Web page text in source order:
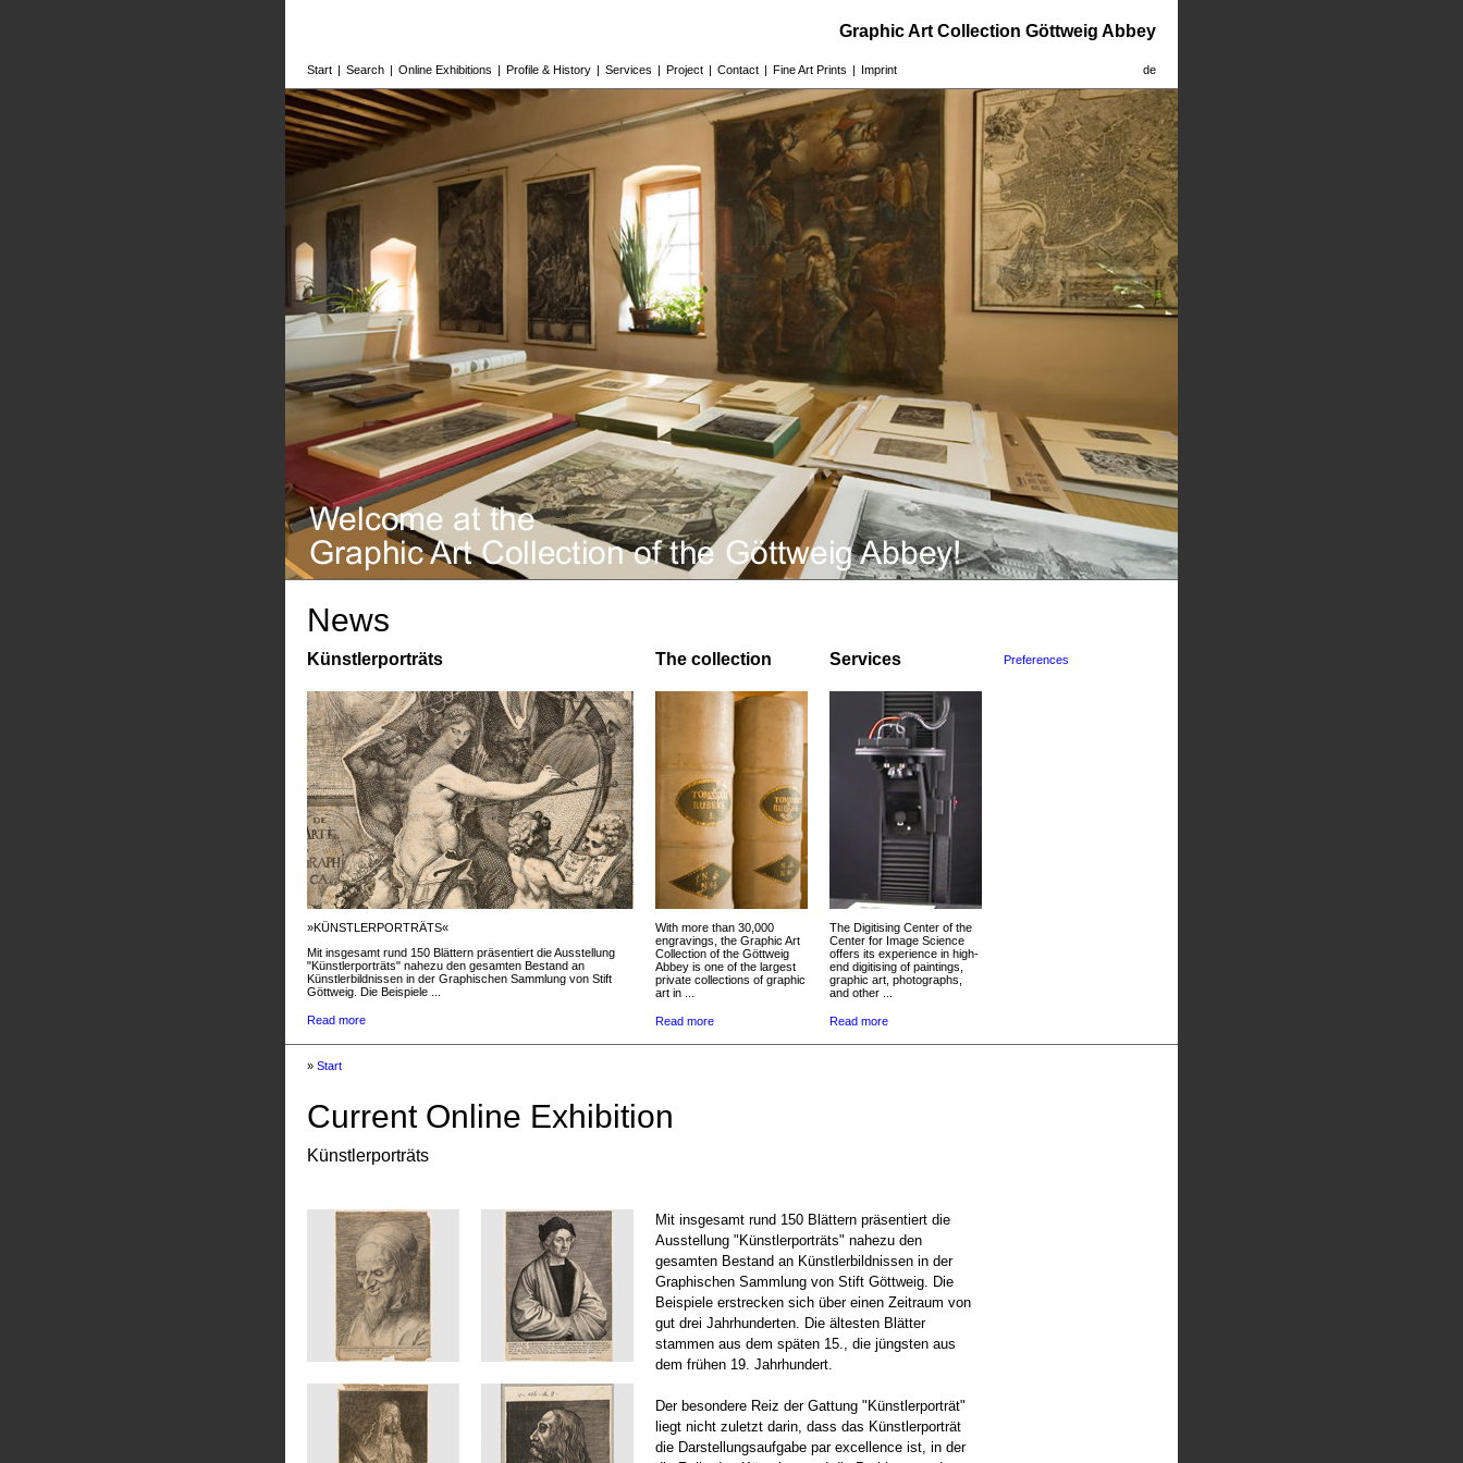
Graphic Art Collection Göttweig Abbey
de
Start | Search | Online Exhibitions | Profile & History | Services | Project | Contact | Fine Art Prints | Imprint
News
Künstlerporträts
»KÜNSTLERPORTRÄTS«
Mit insgesamt rund 150 Blättern präsentiert die Ausstellung
"Künstlerporträts" nahezu den gesamten Bestand an
Künstlerbildnissen in der Graphischen Sammlung von Stift
Göttweig. Die Beispiele ...
Read more
The collection
With more than 30,000
engravings, the Graphic Art
Collection of the Göttweig
Abbey is one of the largest
private collections of graphic
art in ...
Read more
Services
The Digitising Center of the
Center for Image Science
offers its experience in high-
end digitising of paintings,
graphic art, photographs,
and other ...
Read more
Preferences
» Start
Current Online Exhibition
Künstlerporträts
Mit insgesamt rund 150 Blättern präsentiert die
Ausstellung "Künstlerporträts" nahezu den
gesamten Bestand an Künstlerbildnissen in der
Graphischen Sammlung von Stift Göttweig. Die
Beispiele erstrecken sich über einen Zeitraum von
gut drei Jahrhunderten. Die ältesten Blätter
stammen aus dem späten 15., die jüngsten aus
dem frühen 19. Jahrhundert.
Der besondere Reiz der Gattung "Künstlerporträt"
liegt nicht zuletzt darin, dass das Künstlerporträt
die Darstellungsaufgabe par excellence ist, in der